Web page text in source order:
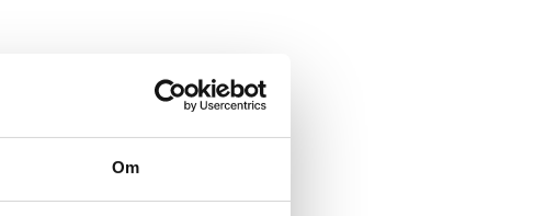
Om